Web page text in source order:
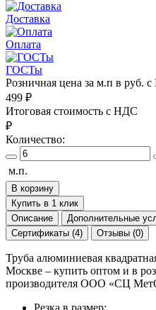
Доставка
Оплата
ГОСТы
Розничная цена за м.п в руб.
499 ₽
Итоговая стоимость с НДС
₽
Количество:
м.п.
В корзину
Купить в 1 клик
Описание
Дополнительные
Сертификаты (4)
Отзывы (0)
Труба алюминиевая
Москве – купить оптом и в
производителя ООО «СЦ
Резка в размер;